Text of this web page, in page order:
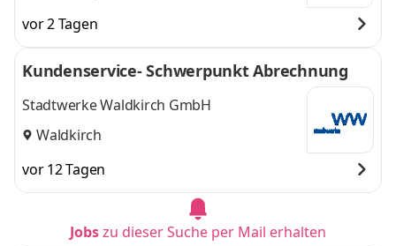
vor 2 Tagen
Kundenservice- Schwerpunkt Abrechnung
Stadtwerke Waldkirch GmbH
Waldkirch
vor 12 Tagen
Jobszu dieser Suche per Mail erhalten